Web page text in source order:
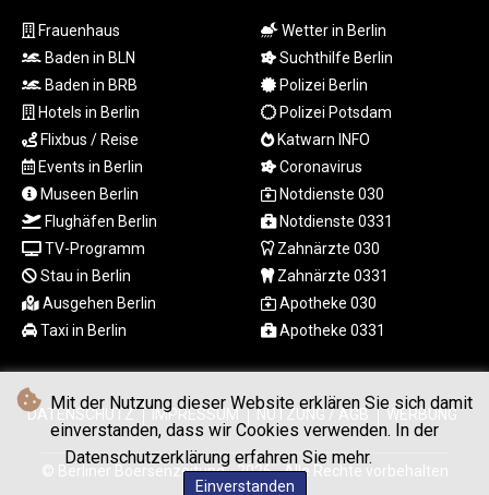
Mit der Nutzung dieser Website erklären Sie sich damit
einverstanden, dass wir Cookies verwenden. In der
Datenschutzerklärung erfahren Sie mehr.
Einverstanden
LTL 3.402675
LVL 0.697063
MAD 10.772009
MDL 20.088564
MGA
4963.869122
MKD 61.548176
MMK
2419.480296
MNT
4144.000792
MOP 9.328972
MRU 46.285429
MWK
2001.953827
MXN 19.792091
MYR 4.714415
Frauenhaus
Baden in BLN
Baden in BRB
Hotels in Berlin
Flixbus / Reise
Events in Berlin
Museen Berlin
Flughäfen Berlin
TV-Programm
Stau in Berlin
Ausgehen Berlin
Taxi in Berlin
Wetter in Berlin
Suchthilfe Berlin
Polizei Berlin
Polizei Potsdam
Katwarn INFO
Coronavirus
Notdienste 030
Notdienste 0331
Zahnärzte 030
Zahnärzte 0331
Apotheke 030
Apotheke 0331
DATENSCHUTZ IMPRESSUM NUTZUNG / AGB WERBUNG
© Berliner Boersenzeitung - 2026 - Alle Rechte vorbehalten